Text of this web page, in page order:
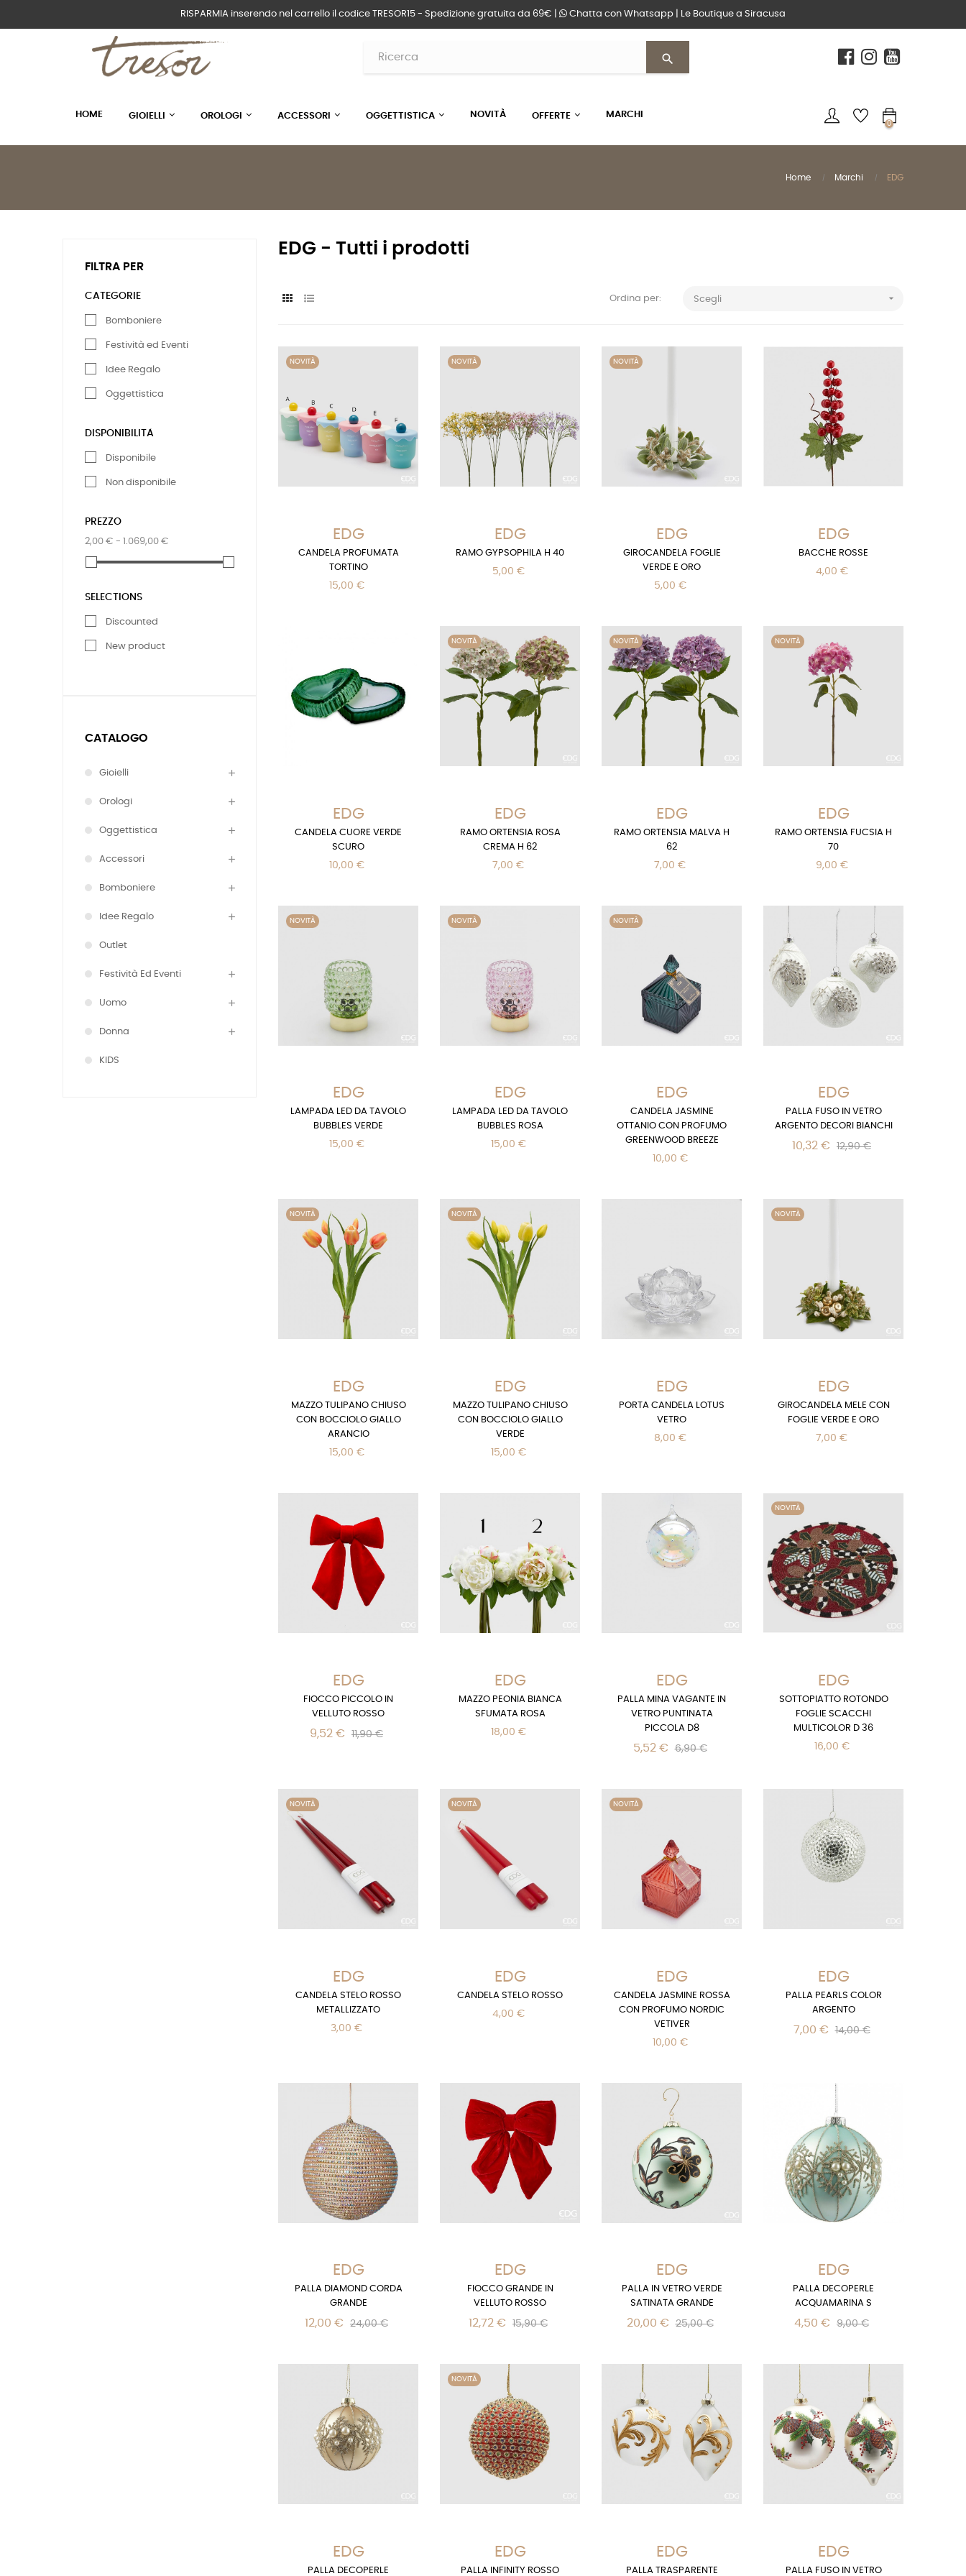
RISPARMIA inserendo nel carrello il codice TRESOR15 - Spedizione gratuita da 69€ | Chatta con Whatsapp Le Boutique a Siracusa
search
HOME GIOIELLI OROLOGI ACCESSORI OGGETTISTICA NOVITÀ OFFERTE MARCHI
0
Home Marchi EDG
FILTRA PER
CATEGORIE
Bomboniere
Festività ed Eventi
Idee Regalo
Oggettistica
DISPONIBILITÀ
Disponibile
Non disponibile
PREZZO
2,00 € - 1.069,00 €
SELECTIONS
Discounted
New product
CATALOGO
Gioielli
Orologi
Oggettistica
Accessori
Bomboniere
Idee Regalo
Outlet
Festività Ed Eventi
Uomo
Donna
KIDS
EDG - Tutti i prodotti
Ordina per: Scegli 
NOVITÀ
EDG
CANDELA PROFUMATA
TORTINO
15,00 €
NOVITÀ
EDG
RAMO GYPSOPHILA H 40
5,00 €
NOVITÀ
EDG
GIROCANDELA FOGLIE
VERDE E ORO
5,00 €
EDG
BACCHE ROSSE
4,00 €
EDG
CANDELA CUORE VERDE
SCURO
10,00 €
NOVITÀ
EDG
RAMO ORTENSIA ROSA
CREMA H 62
7,00 €
NOVITÀ
EDG
RAMO ORTENSIA MALVA H
62
7,00 €
NOVITÀ
EDG
RAMO ORTENSIA FUCSIA H
70
9,00 €
NOVITÀ
EDG
LAMPADA LED DA TAVOLO
BUBBLES VERDE
15,00 €
NOVITÀ
EDG
LAMPADA LED DA TAVOLO
BUBBLES ROSA
15,00 €
NOVITÀ
EDG
CANDELA JASMINE
OTTANIO CON PROFUMO
GREENWOOD BREEZE
10,00 €
EDG
PALLA FUSO IN VETRO
ARGENTO DECORI BIANCHI
10,32 € 12,90 €
NOVITÀ
EDG
MAZZO TULIPANO CHIUSO
CON BOCCIOLO GIALLO
ARANCIO
15,00 €
NOVITÀ
EDG
MAZZO TULIPANO CHIUSO
CON BOCCIOLO GIALLO
VERDE
15,00 €
EDG
PORTA CANDELA LOTUS
VETRO
8,00 €
NOVITÀ
EDG
GIROCANDELA MELE CON
FOGLIE VERDE E ORO
7,00 €
EDG
FIOCCO PICCOLO IN
VELLUTO ROSSO
9,52 € 11,90 €
EDG
MAZZO PEONIA BIANCA
SFUMATA ROSA
18,00 €
EDG
PALLA MINA VAGANTE IN
VETRO PUNTINATA
PICCOLA D8
5,52 € 6,90 €
NOVITÀ
EDG
SOTTOPIATTO ROTONDO
FOGLIE SCACCHI
MULTICOLOR D 36
16,00 €
NOVITÀ
EDG
CANDELA STELO ROSSO
METALLIZZATO
3,00 €
NOVITÀ
EDG
CANDELA STELO ROSSO
4,00 €
NOVITÀ
EDG
CANDELA JASMINE ROSSA
CON PROFUMO NORDIC
VETIVER
10,00 €
EDG
PALLA PEARLS COLOR
ARGENTO
7,00 € 14,00 €
EDG
PALLA DIAMOND CORDA
GRANDE
12,00 € 24,00 €
EDG
FIOCCO GRANDE IN
VELLUTO ROSSO
12,72 € 15,90 €
EDG
PALLA IN VETRO VERDE
SATINATA GRANDE
20,00 € 25,00 €
EDG
PALLA DECOPERLE
ACQUAMARINA S
4,50 € 9,00 €
EDG
PALLA DECOPERLE
NOVITÀ
EDG
PALLA INFINITY ROSSO
EDG
PALLA TRASPARENTE
EDG
PALLA FUSO IN VETRO